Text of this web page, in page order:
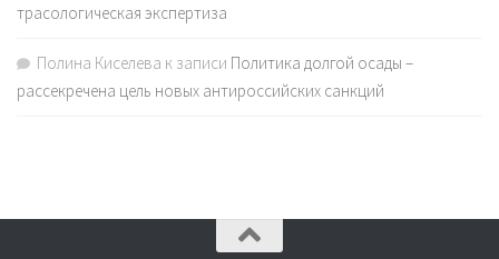
трасологическая экспертиза
Полина Киселева к записи Политика долгой осады –
рассекречена цель новых антироссийских санкций